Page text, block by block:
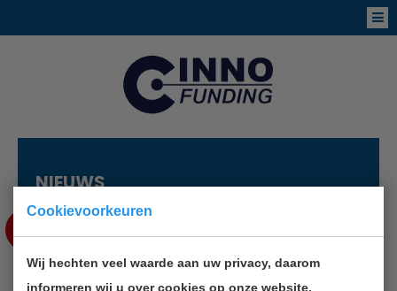
Cookievoorkeuren
Wij hechten veel waarde aan uw privacy, daarom
informeren wij u over cookies op onze website.
NIEUWS
23
ONDERNEMERSEVENT OVER